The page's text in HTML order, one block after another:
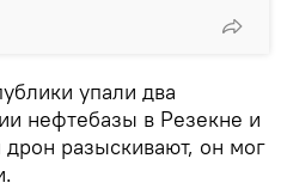
упали два
нефтебазы в Резекне и
разыскивают, он мог